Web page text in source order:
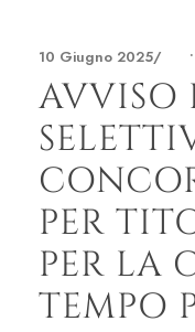
10 Giugno 2025 •
AVVISO
PER
PER LA
TEMPO